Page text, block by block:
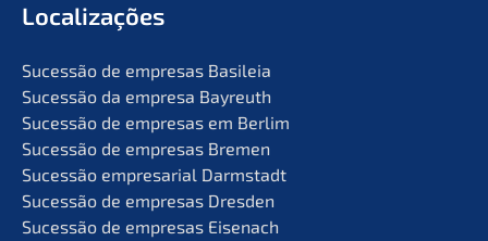
Locali­za­ções
Suces­são de empre­sas Basileia
Suces­são da empre­sa Bayreuth
Suces­são de empre­sas em Berlim
Suces­são de empre­sas Bremen
Suces­são empre­sa­ri­al Darmstadt
Suces­são de empre­sas Dresden
Suces­são de empre­sas Eisenach